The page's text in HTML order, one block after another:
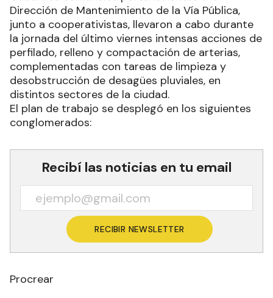
Dirección de Mantenimiento de la Vía Pública,
junto a cooperativistas, llevaron a cabo durante
la jornada del último viernes intensas acciones de
perfilado, relleno y compactación de arterias,
complementadas con tareas de limpieza y
desobstrucción de desagües pluviales, en
distintos sectores de la ciudad.
El plan de trabajo se desplegó en los siguientes
conglomerados:
Recibí las noticias en tu email
RECIBIR NEWSLETTER
Procrear